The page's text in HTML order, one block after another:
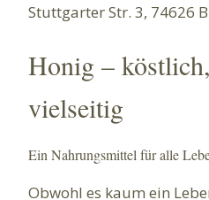
Stuttgarter Str. 3, 74626
Honig –
vielseitig
Ein Nahrungsmittel für alle
Obwohl es kaum ein